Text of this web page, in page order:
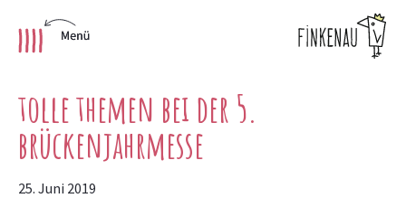
content
tolle themen bei der 5.
brückenjahrmesse
25. Juni 2019